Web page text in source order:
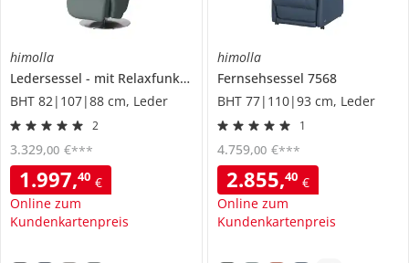
himolla
Ledersessel
mit Relaxfunktion
7227
BHT 82|107|88 cm, Leder
2
1.997,40 €
Online zum
Kundenkartenpreis
3.329,00 €***
himolla
Fernsehsessel 7568
BHT 77|110|93 cm, Leder
1
2.855,40 €
Online zum
Kundenkartenpreis
4.759,00 €***